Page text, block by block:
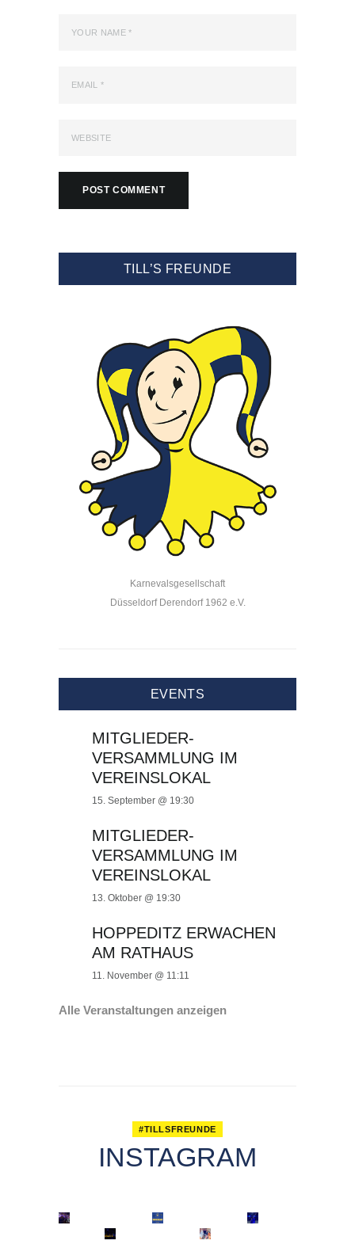
TILL’S FREUNDE
Karnevalsgesellschaft
Düsseldorf Derendorf 1962 e.V.
EVENTS
MITGLIEDER-
VERSAMMLUNG IM
VEREINSLOKAL
15. September @ 19:30
MITGLIEDER-
VERSAMMLUNG IM
VEREINSLOKAL
13. Oktober @ 19:30
HOPPEDITZ ERWACHEN
AM RATHAUS
11. November @ 11:11
Alle Veranstaltungen anzeigen
#TILLSFREUNDE
INSTAGRAM